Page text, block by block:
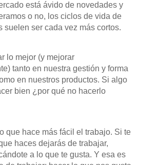
está ávido de novedades y
o no, los ciclos de vida de
suelen ser cada vez más cortos.
lo mejor (y mejorar
tanto en nuestra gestión y forma
en nuestros productos. Si algo
bien ¿por qué no hacerlo
que hace más fácil el trabajo. Si te
haces dejarás de trabajar,
a lo que te gusta. Y esa es